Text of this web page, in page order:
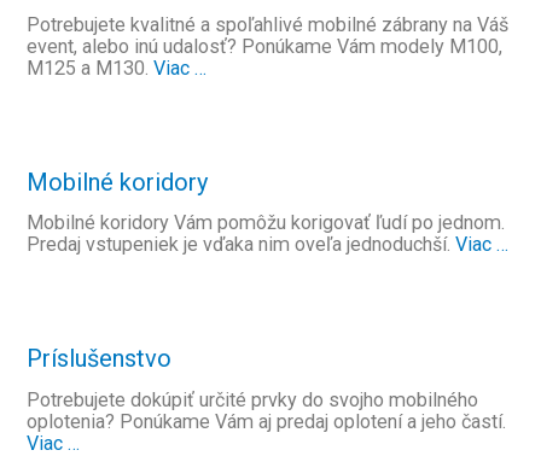
Potrebujete kvalitné a spoľahlivé mobilné zábrany na Váš
event, alebo inú udalosť? Ponúkame Vám modely M100,
M125 a M130. Viac …
Mobilné koridory
Mobilné koridory Vám pomôžu korigovať ľudí po jednom.
Predaj vstupeniek je vďaka nim oveľa jednoduchší. Viac …
Príslušenstvo
Potrebujete dokúpiť určité prvky do svojho mobilného
oplotenia? Ponúkame Vám aj predaj oplotení a jeho častí.
Viac …